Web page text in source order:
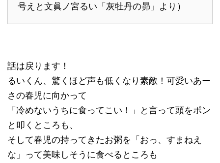
号えと文眞ノ宮るい「灰牡丹の昴」より）
話は戻ります！
るいくん、驚くほど声も低くなり素敵！可愛いあー
さの春児に向かって
「冷めないうちに食ってこい！」と言って頭をポン
と叩くところも、
そして春児の持ってきたお粥を「おっ、すまねえ
な」って美味しそうに食べるところも